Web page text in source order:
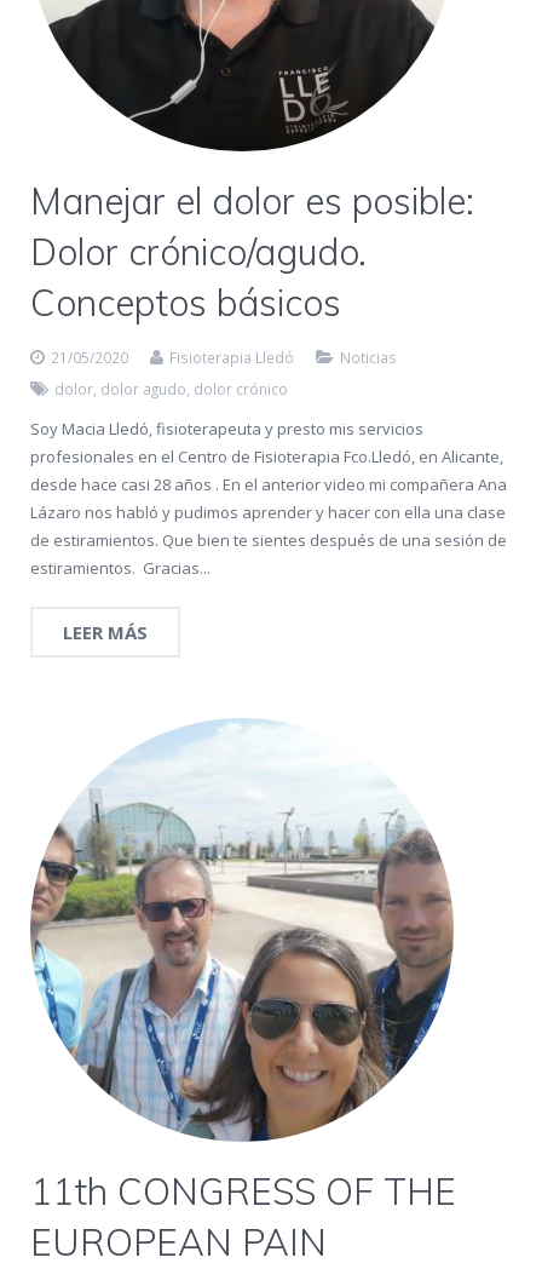
Manejar el dolor es posible:
Dolor crónico/agudo.
Conceptos básicos
21/05/2020 Fisioterapia Lledó
Noticias
dolor dolor agudo dolor crónico
Soy Macia Lledó, fisioterapeuta y presto mis servicios
profesionales en el Centro de Fisioterapia Fco.Lledó, en Alicante,
desde hace casi 28 años . En el anterior video mi compañera Ana
Lázaro nos habló y pudimos aprender y hacer con ella una clase
de estiramientos. Que bien te sientes después de una sesión de
estiramientos. Gracias...
LEER MÁS
11th CONGRESS OF THE
EUROPEAN PAIN